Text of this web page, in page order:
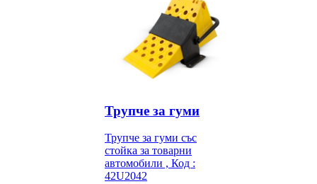
Трупче за гуми
Трупче за гуми със
стойка за товарни
автомобили , Код :
42U2042